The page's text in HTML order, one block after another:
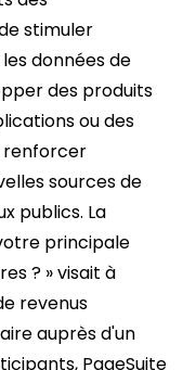
stimuler
données de
des produits
ou des
renforcer
sources de
publics. La
principale
? » visait à
revenus
auprès d'un
PageSuite